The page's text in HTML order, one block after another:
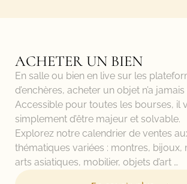
ACHETER UN BIEN
En salle ou bien en live sur les
d’enchères, acheter un objet n’a
Accessible pour toutes les bourses, il
simplement d’être majeur et solvable.
Explorez notre calendrier de ventes
thématiques variées : montres, bijoux,
arts asiatiques, mobilier, objets d’art …